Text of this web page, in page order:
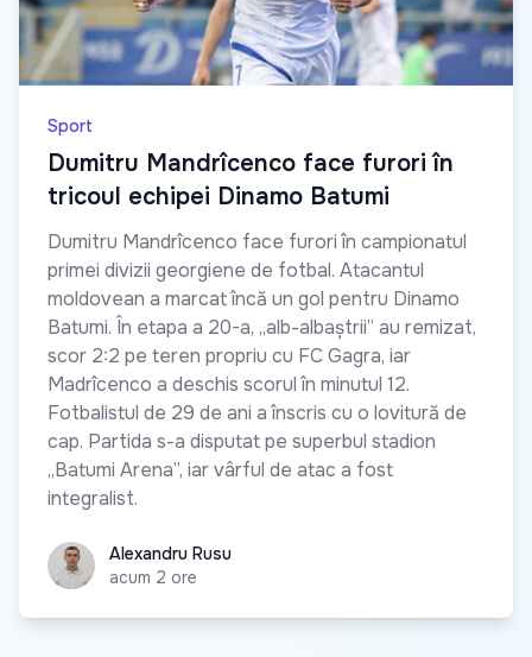
Sport
Dumitru Mandrîcenco face furori în
tricoul echipei Dinamo Batumi
Dumitru Mandrîcenco face furori în campionatul
primei divizii georgiene de fotbal. Atacantul
moldovean a marcat încă un gol pentru Dinamo
Batumi. În etapa a 20-a, „alb-albaștrii” au remizat,
scor 2:2 pe teren propriu cu FC Gagra, iar
Madrîcenco a deschis scorul în minutul 12.
Fotbalistul de 29 de ani a înscris cu o lovitură de
cap. Partida s-a disputat pe superbul stadion
„Batumi Arena”, iar vârful de atac a fost
integralist.
Alexandru Rusu
Alexandru Rusu
acum 2 ore